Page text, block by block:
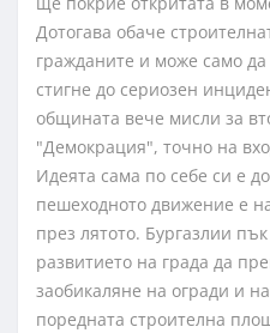
Дотогава обаче
гражданите и може само
стигне до сериозен
общината вече мисли за
"Демокрация", точно на
Идеята сама по себе си е
пешеходното движение е
през лятото. Бургазлии
развитието на града да
заобикаляне на огради и
поредната строителна